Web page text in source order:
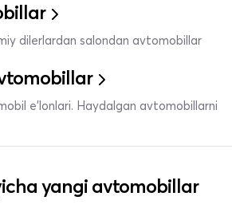
dilerlardan salondan avtomobillar
e’lonlari. Haydalgan avtomobillarni
yangi avtomobillar